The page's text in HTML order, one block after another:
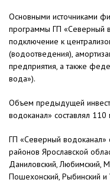
Основными источниками
программы ГП «Северный
подключение к
(водоотведения),
предприятия, а также
вода»).
Объем предыдущей
водоканал» составлял 110
ГП «Северный водоканал»
районов Ярославской
Даниловский, Любимский,
Пошехонский, Рыбинский и